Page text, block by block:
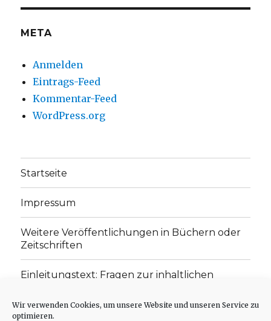
Wir verwenden Cookies, um unsere Website und unseren Service zu
optimieren.
anzeigenanzeigen
META
Anmelden
Eintrags-Feed
Kommentar-Feed
WordPress.org
Startseite
Impressum
Weitere Veröffentlichungen in Büchern oder
Zeitschriften
Einleitungstext: Fragen zur inhaltlichen
„schwachen Glaubens“